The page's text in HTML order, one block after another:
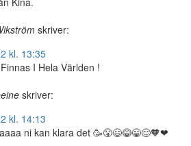
skriver:
kl. 13:35
I Hela Världen !
skriver:
kl. 14:13
ni kan klara det 🥳😤😃😂😀😊🧡❤